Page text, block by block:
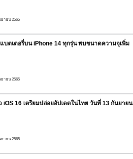
ายน 2565
บตเตอรี่บน iPhone 14 ทุกรุ่น พบขนาดความจุเพิ่ม
ายน 2565
iOS 16 เตรียมปล่อยอัปเดตในไทย วันที่ 13 กันยายน
ายน 2565